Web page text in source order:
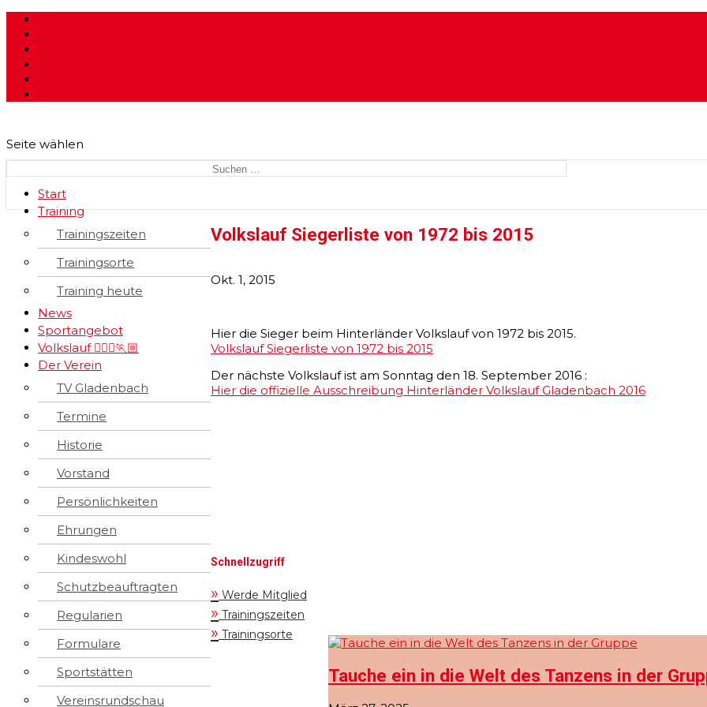
Start
Training
Trainingszeiten
Trainingsorte
Training heute
News
Sportangebot
Volkslauf 🏃🏼‍♀️🏃🏼
Der Verein
TV Gladenbach
Termine
Historie
Vorstand
Persönlichkeiten
Ehrungen
Kindeswohl
Schutzbeauftragten
Regularien
Formulare
Sportstätten
Vereinsrundschau
Seite wählen
Volkslauf Siegerliste von 1972 bis 2015
Okt. 1, 2015
Hier die Sieger beim Hinterländer Volkslauf von 1972 bis 2015.
Volkslauf Siegerliste von 1972 bis 2015
Der nächste Volkslauf ist am Sonntag den 18. September 2016 :
Hier die offizielle Ausschreibung Hinterländer Volkslauf Gladenbach 2016
Schnellzugriff
» Werde Mitglied
» Trainingszeiten
» Trainingsorte
Tauche ein in die Welt des Tanzens in der